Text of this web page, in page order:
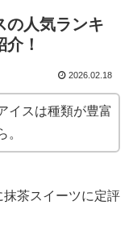
の人気ランキ
！
2026.02.18
イスは種類が豊富
。
茶スイーツに定評